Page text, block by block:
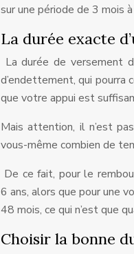
sur une période de 3 mois
La durée exacte
La durée de versement
d’endettement, qui
que votre appui est
Mais attention, il n’est
vous-même combien de
De ce fait, pour le
6 ans, alors que pour une
48 mois, ce qui n’est que
Choisir la bonne